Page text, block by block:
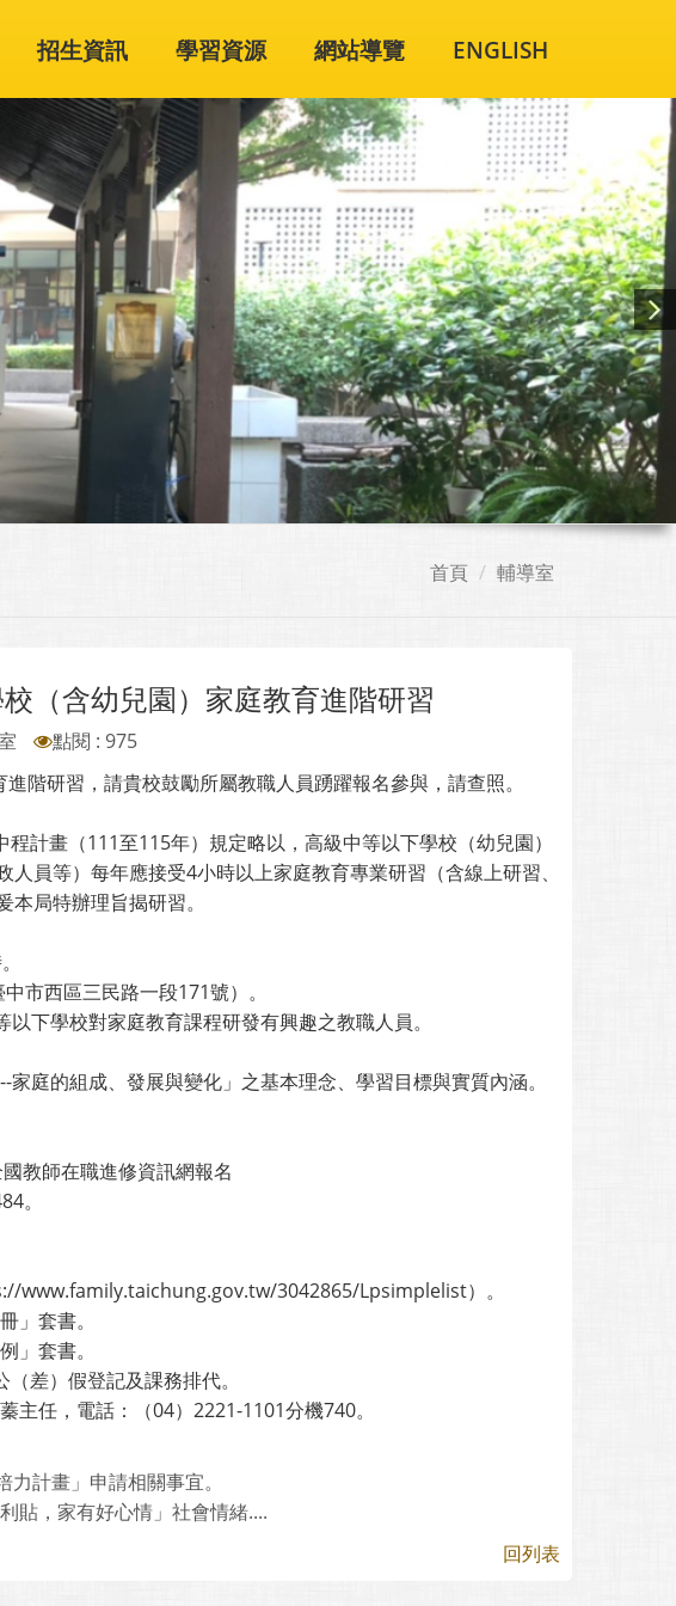
招生資訊 學習資源 網站導覽 ENGLISH
首頁 輔導室
（含幼兒園）家庭教育進階研習
點閱 : 975
階研習，請貴校鼓勵所屬教職人員踴躍報名參與，請查照。
計畫（111至115年）規定略以，高級中等以下學校（幼兒園）
員等）每年應接受4小時以上家庭教育專業研習（含線上研習、
局特辦理旨揭研習。
市西區三民路一段171號）。
下學校對家庭教育課程研發有興趣之教職人員。
庭的組成、發展與變化」之基本理念、學習目標與實質內涵。
教師在職進修資訊網報名
。
www.family.taichung.gov.tw/3042865/Lpsimplelist）。
」套書。
」套書。
差）假登記及課務排代。
主任，電話：（04）2221-1101分機740。
計畫」申請相關事宜。
貼，家有好心情」社會情緒....
回列表